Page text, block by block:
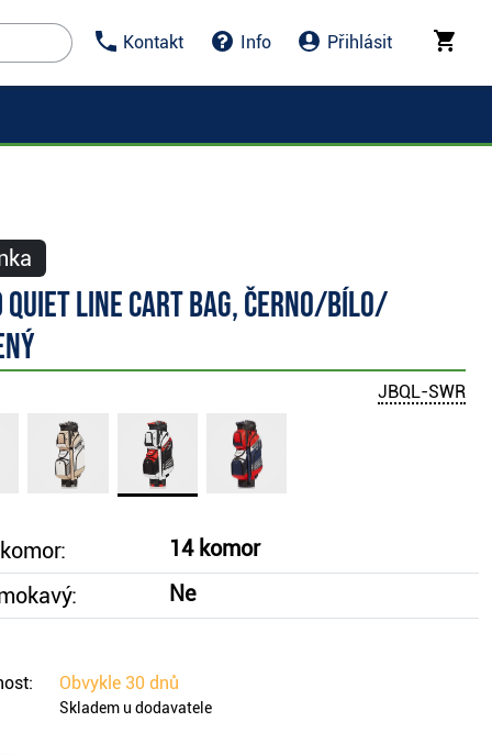
Kontakt Info Přihlásit
Quiet Line cart bag, černo/bílo/
JBQL-SWR
14 komor
Ne
Obvykle 30 dnů
Skladem u dodavatele